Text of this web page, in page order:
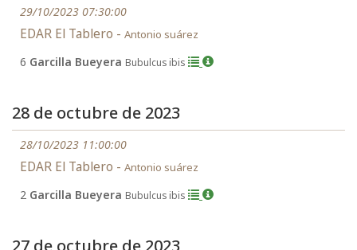
29/10/2023 07:30:00
EDAR El Tablero - Antonio suárez
6 Garcilla Bueyera Bubulcus ibis
28 de octubre de 2023
28/10/2023 11:00:00
EDAR El Tablero - Antonio suárez
2 Garcilla Bueyera Bubulcus ibis
27 de octubre de 2023